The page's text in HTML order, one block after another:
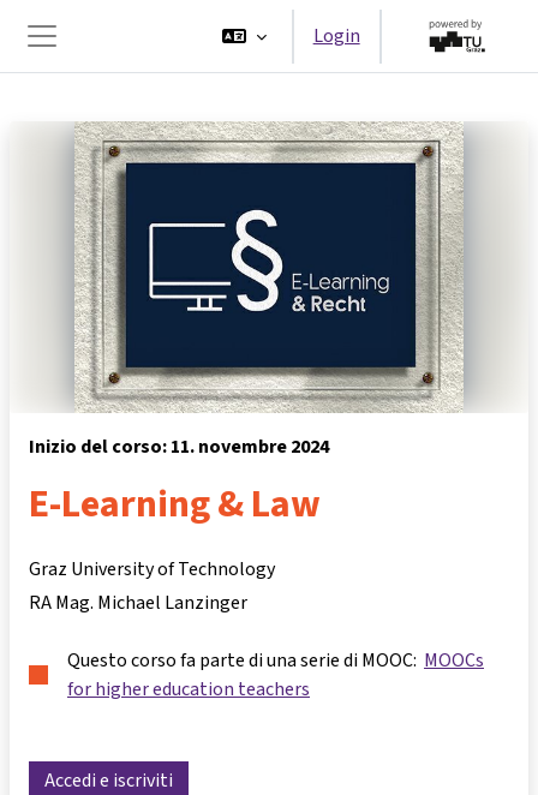
Pannello laterale
Login
Inizio del corso: 11. novembre 2024
E-Learning & Law
Graz University of Technology
RA Mag. Michael Lanzinger
Questo corso fa parte di una serie di MOOC: MOOCs
for higher education teachers
Accedi e iscriviti